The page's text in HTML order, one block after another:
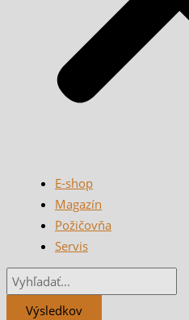
E-shop
Magazín
Požičovňa
Servis
Výsledkov